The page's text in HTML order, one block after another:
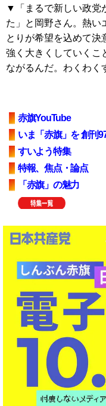
▼「まるで新しい政党
た」と岡野さん。熱い
とりが希望を込めて決
強く大きくしていくこ
ながるんだ。わくわく
赤旗YouTube
いま「赤旗」を 創刊
すいよう特集
特報、焦点・論点
「赤旗」の魅力